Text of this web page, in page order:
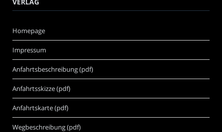
Homepage
Impressum
Anfahrtsbeschreibung (pdf)
Anfahrtsskizze (pdf)
Anfahrtskarte (pdf)
Wegbeschreibung (pdf)